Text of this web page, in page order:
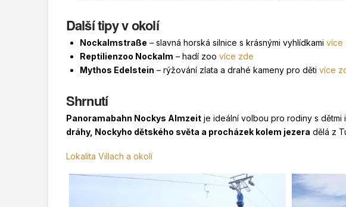
Další tipy v okolí
Nockalmstraße – slavná horská silnice s krásnými vyhlídkami více
Reptilienzoo Nockalm – hadí zoo více zde
Mythos Edelstein – rýžování zlata a drahé kameny pro děti více
Shrnutí
Panoramabahn Nockys Almzeitje ideální volbou pro rodiny s dětmi
dráhy, Nockyho dětského světa a procházek kolem jezera dělá z
Lokalita Villach a okolí